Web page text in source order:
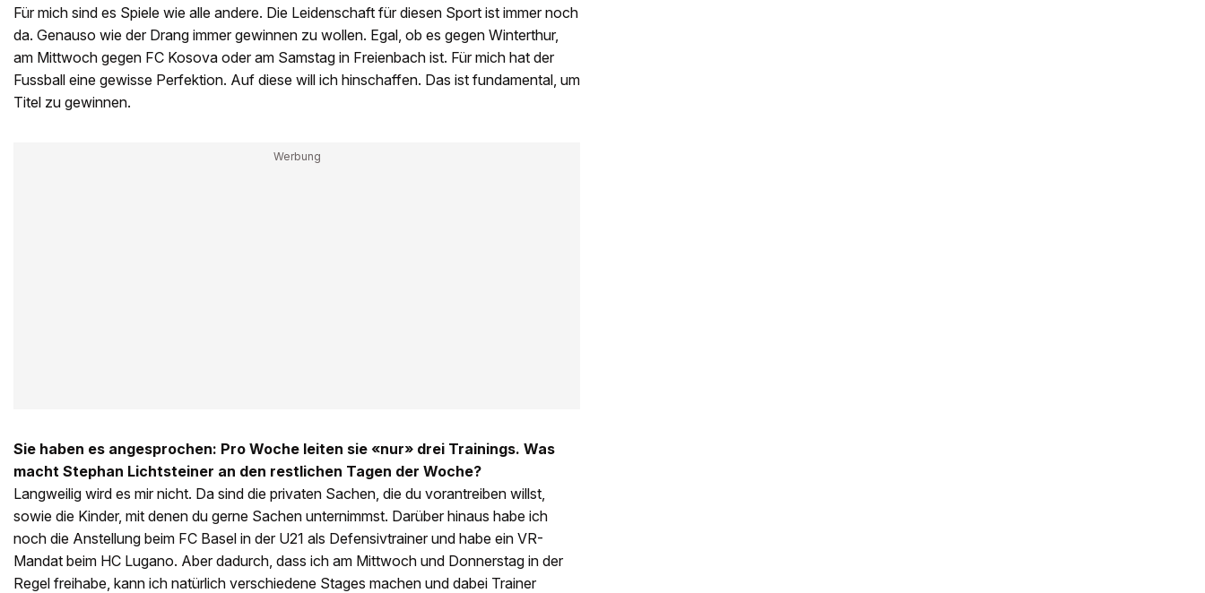
Für mich sind es Spiele wie alle andere. Die Leidenschaft für diesen Sport ist immer noch
da. Genauso wie der Drang immer gewinnen zu wollen. Egal, ob es gegen Winterthur,
am Mittwoch gegen FC Kosova oder am Samstag in Freienbach ist. Für mich hat der
Fussball eine gewisse Perfektion. Auf diese will ich hinschaffen. Das ist fundamental, um
Titel zu gewinnen.
Sie haben es angesprochen: Pro Woche leiten sie «nur» drei Trainings. Was
macht Stephan Lichtsteiner an den restlichen Tagen der Woche?
Langweilig wird es mir nicht. Da sind die privaten Sachen, die du vorantreiben willst,
sowie die Kinder, mit denen du gerne Sachen unternimmst. Darüber hinaus habe ich
noch die Anstellung beim FC Basel in der U21 als Defensivtrainer und habe ein VR-
Mandat beim HC Lugano. Aber dadurch, dass ich am Mittwoch und Donnerstag in der
Regel freihabe, kann ich natürlich verschiedene Stages machen und dabei Trainer